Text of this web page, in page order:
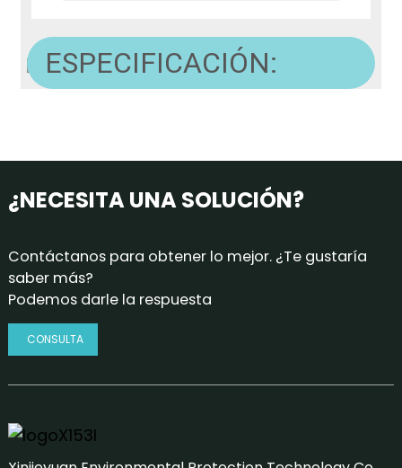
ESPECIFICACIÓN:
¿NECESITA UNA SOLUCIÓN?
Contáctanos para obtener lo mejor. ¿Te gustaría
saber más?
Podemos darle la respuesta
CONSULTA